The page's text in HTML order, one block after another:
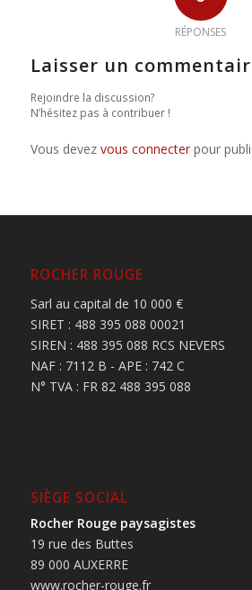
RÉPONSES
Laisser un
Rejoindre la discussion?
N’hésitez pas à contribuer !
Vous devez vous connecterpour
ROCHER ROUGE
Sarl au capital de 10 000 €
SIRET : 488 395 088 00021
SIREN : 488 395 088 RCS NEVERS
NAF : 7112 B - APE : 742 C
N° TVA : FR 82 488 395 088
SIÈGE SOCIAL
Rocher Rouge paysagistes
19 rue des Buttes
89 000 AUXERRE
www.rocher-rouge.fr